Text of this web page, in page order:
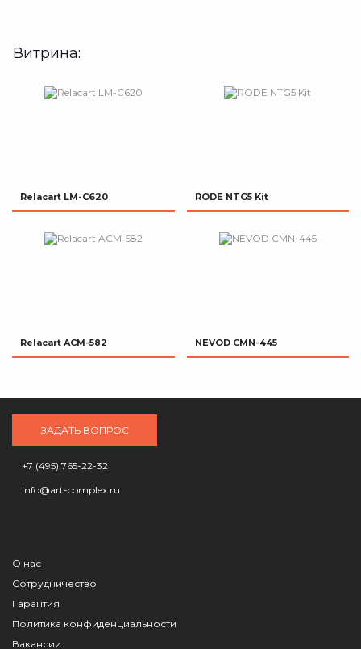
Витрина:
Relacart LM-C620 RODE NTG5 Kit
Relacart ACM-582 NEVOD CMN-445
ЗАДАТЬ ВОПРОС
+7 (495) 765-22-32
info@art-complex.ru
О нас
Сотрудничество
Гарантия
Политика конфиденциальности
Вакансии